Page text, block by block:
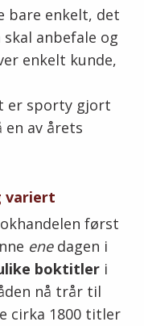
bare enkelt, det
anbefale og
enkelt kunde,
er sporty gjort
av årets
variert
først
ene dagen i
boktitler i
nå trår til
cirka 1800 titler